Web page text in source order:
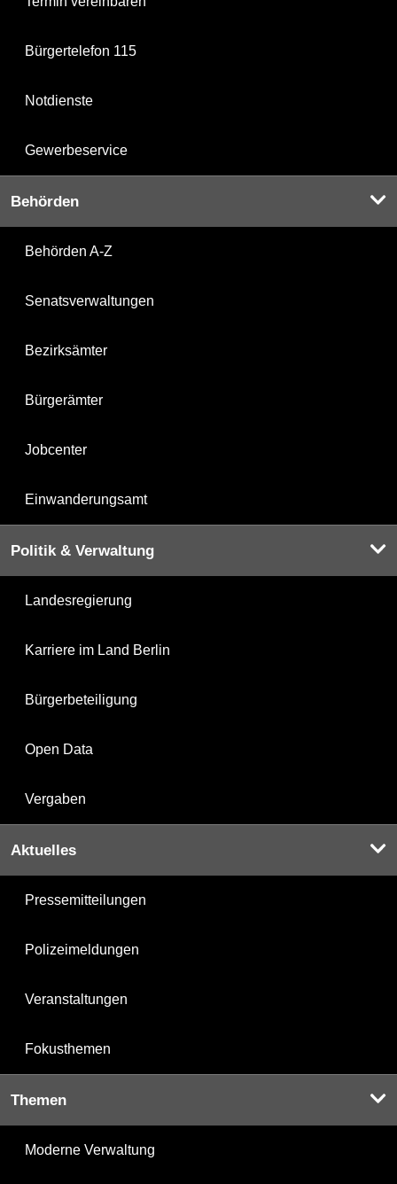
Bürgertelefon 115
Notdienste
Gewerbeservice
Behörden
Behörden A-Z
Senatsverwaltungen
Bezirksämter
Bürgerämter
Jobcenter
Einwanderungsamt
Politik & Verwaltung
Landesregierung
Karriere im Land Berlin
Bürgerbeteiligung
Open Data
Vergaben
Aktuelles
Pressemitteilungen
Polizeimeldungen
Veranstaltungen
Fokusthemen
Themen
Moderne Verwaltung